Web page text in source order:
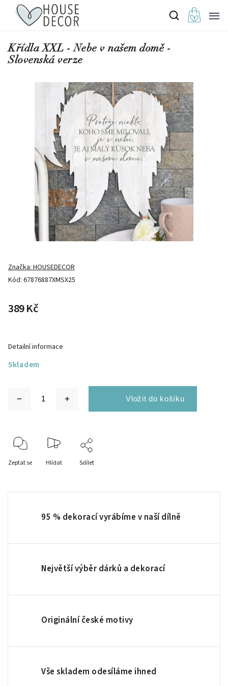
Křídla XXL - Nebe v našem domě -
Slovenská verze
Kód: 67876887XMSX25
Značka:HOUSEDECOR
389 Kč
Skladem
Detailní informace
Zeptat se Hlídat Sdílet
95 % dekorací vyrábíme v naší dílně
Největší výběr dárků a dekorací
Originální české motivy
Vše skladem odesíláme ihned